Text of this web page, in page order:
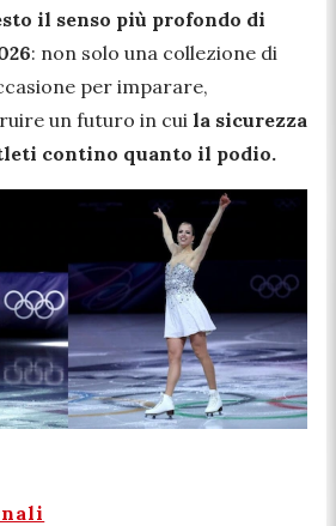
il senso più profondo di
: non solo una collezione di
per imparare,
un futuro in cui la sicurezza
contino quanto il podio.